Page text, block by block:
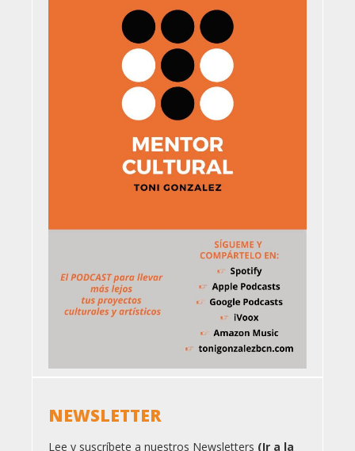
NEWSLETTER
Lee y suscríbete a nuestros Newsletters (Ir a la